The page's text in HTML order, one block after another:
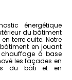
énergétique
du bâtiment
terre cuite. Notre
en jouant
à base
les façades en
du bâti et en